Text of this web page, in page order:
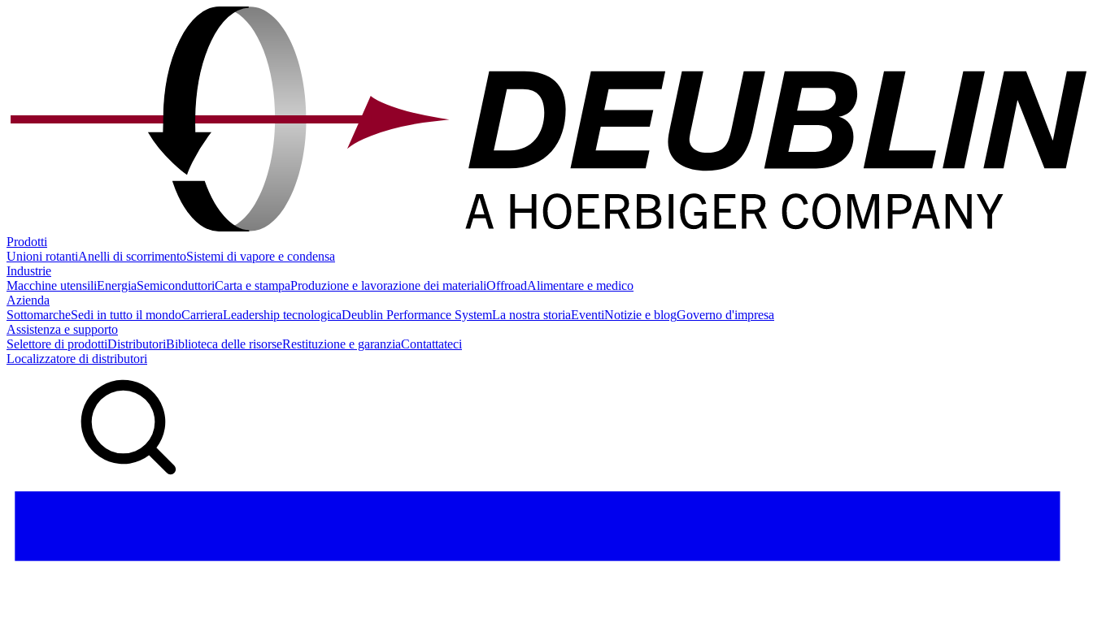
Prodotti
Unioni rotantiAnelli di scorrimentoSistemi di vapore e condensa
Industrie
Macchine utensiliEnergiaSemiconduttoriCarta e stampaProduzione e lavorazione dei materialiOffroadAlimentare e medico
Azienda
SottomarcheSedi in tutto il mondoCarrieraLeadership tecnologicaDeublin Performance SystemLa nostra storiaEventiNotizie e blogGoverno d'impresa
Assistenza e supporto
Selettore di prodottiDistributoriBiblioteca delle risorseRestituzione e garanziaContattateci
Localizzatore di distributori